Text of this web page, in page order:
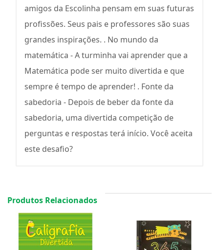
amigos da Escolinha pensam em suas futuras
profissões. Seus pais e professores são suas
grandes inspirações. . No mundo da
matemática - A turminha vai aprender que a
Matemática pode ser muito divertida e que
sempre é tempo de aprender! . Fonte da
sabedoria - Depois de beber da fonte da
sabedoria, uma divertida competição de
perguntas e respostas terá início. Você aceita
este desafio?
Produtos Relacionados